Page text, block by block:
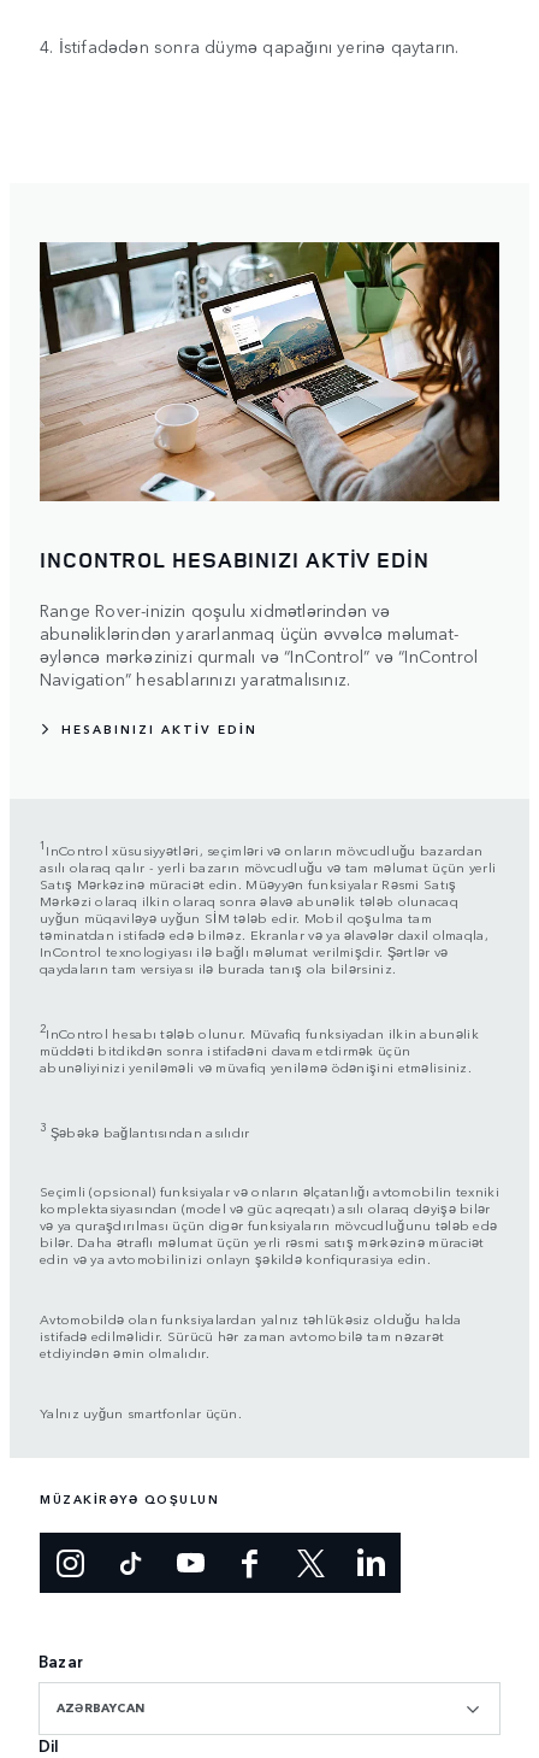
4. İstifadədən sonra düymə qapağını yerinə qaytarın.
INCONTROL HESABINIZI AKTİV EDİN
Range Rover-inizin qoşulu xidmətlərindən və
abunəliklərindən yararlanmaq üçün əvvəlcə məlumat-
əyləncə mərkəzinizi qurmalı və “InControl” və “InControl
Navigation” hesablarınızı yaratmalısınız.
HESABINIZI AKTİV EDİN
1 InControl xüsusiyyətləri, seçimləri və onların mövcudluğu bazardan
asılı olaraq qalır - yerli bazarın mövcudluğu və tam məlumat üçün yerli
Satış Mərkəzinə müraciət edin. Müəyyən funksiyalar Rəsmi Satış
Mərkəzi olaraq ilkin olaraq sonra əlavə abunəlik tələb olunacaq
uyğun müqaviləyə uyğun SİM tələb edir. Mobil qoşulma tam
təminatdan istifadə edə bilməz. Ekranlar və ya əlavələr daxil olmaqla,
InControl texnologiyası ilə bağlı məlumat verilmişdir. Şərtlər və
qaydaların tam versiyası ilə burada tanış ola bilərsiniz.
2InControl hesabı tələb olunur. Müvafiq funksiyadan ilkin abunəlik
müddəti bitdikdən sonra istifadəni davam etdirmək üçün
abunəliyinizi yeniləməli və müvafiq yeniləmə ödənişini etməlisiniz.
3 Şəbəkə bağlantısından asılıdır
Seçimli (opsional) funksiyalar və onların əlçatanlığı avtomobilin texniki
komplektasiyasından (model və güc aqreqatı) asılı olaraq dəyişə bilər
və ya quraşdırılması üçün digər funksiyaların mövcudluğunu tələb edə
bilər. Daha ətraflı məlumat üçün yerli rəsmi satış mərkəzinə müraciət
edin və ya avtomobilinizi onlayn şəkildə konfiqurasiya edin.
Avtomobildə olan funksiyalardan yalnız təhlükəsiz olduğu halda
istifadə edilməlidir. Sürücü hər zaman avtomobilə tam nəzarət
etdiyindən əmin olmalıdır.
Yalnız uyğun smartfonlar üçün.
MÜZAKİRƏYƏ QOŞULUN
Bazar
AZƏRBAYCAN
Dil